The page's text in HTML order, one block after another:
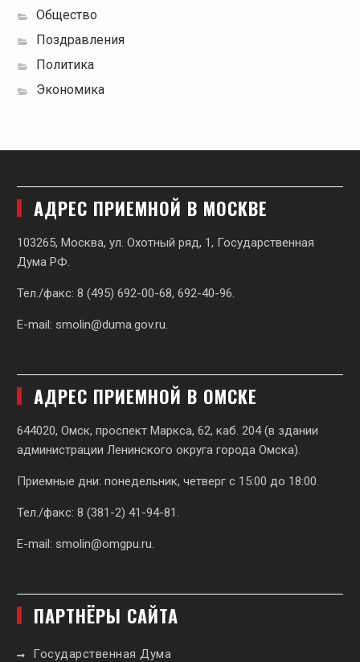
Общество
Поздравления
Политика
Экономика
АДРЕС ПРИЕМНОЙ В МОСКВЕ
103265, Москва, ул. Охотный ряд, 1, Государственная
Дума РФ.
Тел./факс: 8 (495) 692-00-68, 692-40-96.
E-mail: smolin@duma.gov.ru
АДРЕС ПРИЕМНОЙ В ОМСКЕ
644020, Омск, проспект Маркса, 62, каб. 204 (в здании
администрации Ленинского округа города Омска).
Приемные дни: понедельник, четверг с 15:00 до 18:00.
Тел./факс: 8 (381-2) 41-94-81.
E-mail: smolin@omgpu.ru
ПАРТНЁРЫ САЙТА
Государственная Дума